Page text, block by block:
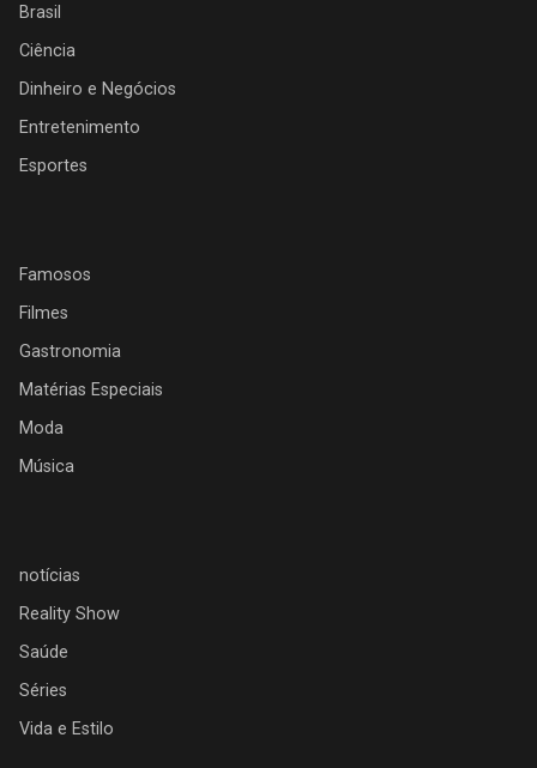
Brasil
Ciência
Dinheiro e Negócios
Entretenimento
Esportes
Famosos
Filmes
Gastronomia
Matérias Especiais
Moda
Música
notícias
Reality Show
Saúde
Séries
Vida e Estilo